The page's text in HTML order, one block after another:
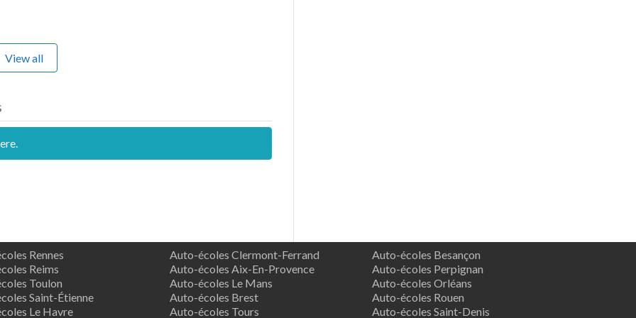
View all
Rennes
Reims
Toulon
Saint-Étienne
Le Havre
Auto-écoles Clermont-Ferrand
Auto-écoles Aix-En-Provence
Auto-écoles Le Mans
Auto-écoles Brest
Auto-écoles Tours
Auto-écoles Besançon
Auto-écoles Perpignan
Auto-écoles Orléans
Auto-écoles Rouen
Auto-écoles Saint-Denis